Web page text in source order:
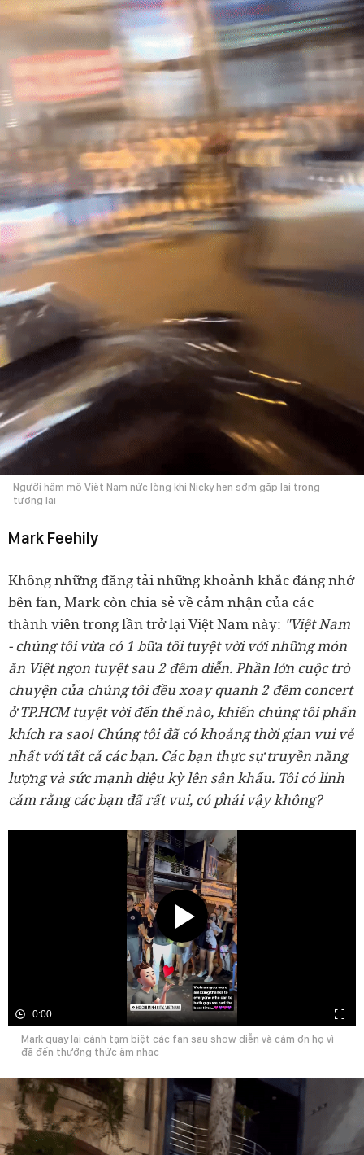
Người hâm mộ Việt Nam nức lòng khi Nicky hẹn sớm gặp lại trong
tương lai
Mark Feehily
Không những đăng tải những khoảnh khắc đáng nhớ
bên fan, Mark còn chia sẻ về cảm nhận của các
thành viên trong lần trở lại Việt Nam này: "Việt Nam
- chúng tôi vừa có 1 bữa tối tuyệt vời với những món
ăn Việt ngon tuyệt sau 2 đêm diễn. Phần lớn cuộc trò
chuyện của chúng tôi đều xoay quanh 2 đêm concert
ở TP.HCM tuyệt vời đến thế nào, khiến chúng tôi phấn
khích ra sao! Chúng tôi đã có khoảng thời gian vui vẻ
nhất với tất cả các bạn. Các bạn thực sự truyền năng
lượng và sức mạnh diệu kỳ lên sân khấu. Tôi có linh
cảm rằng các bạn đã rất vui, có phải vậy không?
0:00
Mark quay lại cảnh tạm biệt các fan sau show diễn và cảm ơn họ vì
đã đến thưởng thức âm nhạc